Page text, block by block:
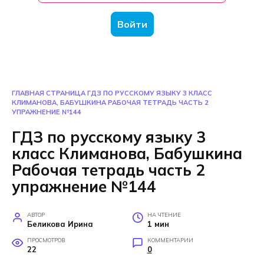
Войти
ГЛАВНАЯ СТРАНИЦА ГДЗ ПО РУССКОМУ ЯЗЫКУ 3 КЛАСС
КЛИМАНОВА, БАБУШКИНА РАБОЧАЯ ТЕТРАДЬ ЧАСТЬ 2
УПРАЖНЕНИЕ №144
ГДЗ по русскому языку 3
класс Климанова, Бабушкина
Рабочая тетрадь часть 2
упражнение №144
АВТОР
Беликова Ирина
НА ЧТЕНИЕ
1 мин
ПРОСМОТРОВ
22
КОММЕНТАРИИ
0